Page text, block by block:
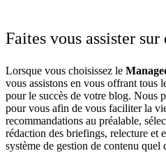
Faites vous assister sur
Lorsque vous choisissez le
vous assistons en vous offrant tous
pour le succès de votre blog. Nous
pour vous afin de vous faciliter la
recommandations au préalable,
rédaction des briefings, relecture et
système de gestion de contenu quel